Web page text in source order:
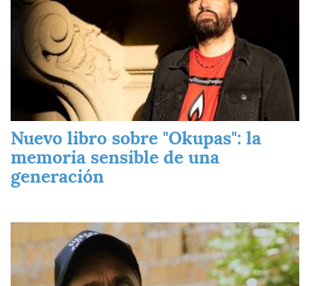
Nuevo libro sobre "Okupas": la
memoria sensible de una
generación